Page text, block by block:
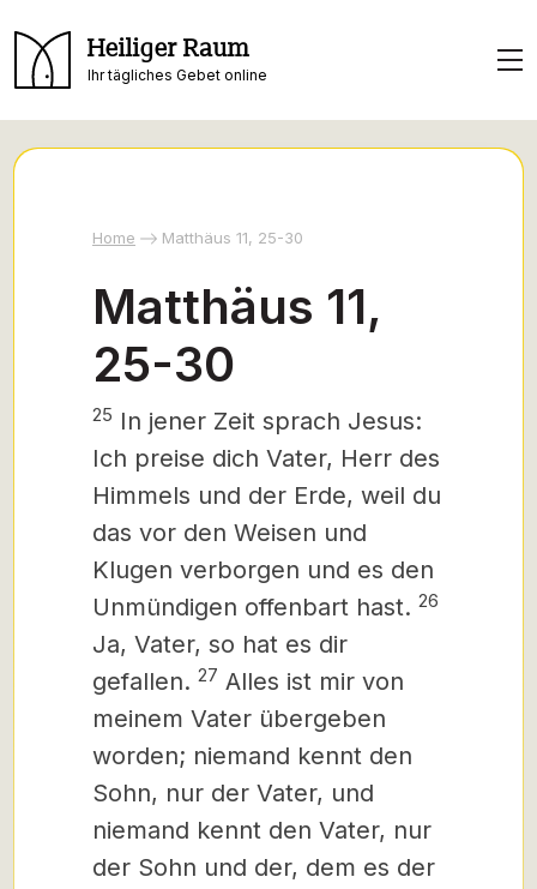
Heiliger Raum
Ihr tägliches Gebet online
Home Matthäus 11, 25-30
Matthäus 11,
25-30
25 In jener Zeit sprach Jesus:
Ich preise dich Vater, Herr des
Himmels und der Erde, weil du
das vor den Weisen und
Klugen verborgen und es den
Unmündigen offenbart hast. 26
Ja, Vater, so hat es dir
gefallen. 27 Alles ist mir von
meinem Vater übergeben
worden; niemand kennt den
Sohn, nur der Vater, und
niemand kennt den Vater, nur
der Sohn und der, dem es der